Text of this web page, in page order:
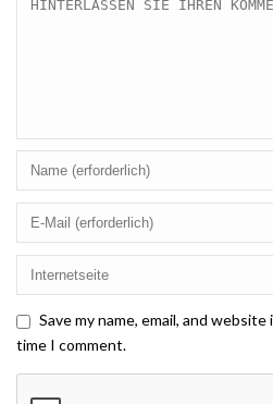
Save my name, email, and
time I comment.